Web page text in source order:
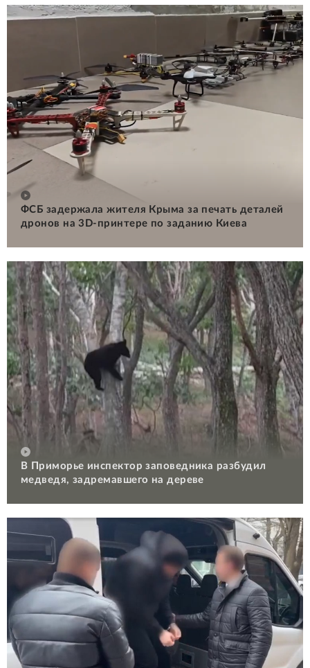
ФСБ задержала жителя Крыма за печать деталей
дронов на 3D-принтере по заданию Киева
В Приморье инспектор заповедника разбудил
медведя, задремавшего на дереве